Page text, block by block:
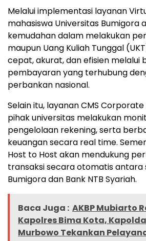
Melalui implementasi layanan
mahasiswa Universitas Bumigora
kemudahan dalam melakukan
maupun Uang Kuliah Tunggal
cepat, akurat, dan efisien melalui
pembayaran yang terhubung
perbankan nasional.
Selain itu, layanan CMS
pihak universitas melakukan
pengelolaan rekening, serta
keuangan secara real time.
Host to Host akan mendukung
transaksi secara otomatis antara
Bumigora dan Bank NTB Syariah.
Baca Juga : AKBP Mubiarto
Kapolres Bima Kota, Kapolda
Murbowo Tekankan